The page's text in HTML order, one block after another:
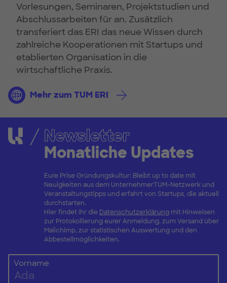
Vorlesungen, Seminaren, Projektstudien und
Abschlussarbeiten für an. Zusätzlich
transferiert das ERI das neue Wissen durch
zahlreiche Kooperationen mit Startups und
etablierten Organisation in die
wirtschaftliche Praxis.
Mehr zum TUM ERI
Newsletter
Monatliche Updates
Eure Prise Gründungskultur: Bleibt up to date mit
Neuigkeiten aus dem UnternehmerTUM-Netzwerk und
Veranstaltungstipps und erfahrt von Startups, die aktuell
durchstarten.
Hier findet ihr die Datenschutzerklärungmit Hinweisen
zur Protokollierung eurer Anmeldung, zum Versand über
Mailchimp, zur statistischen Auswertung und den
Abbestellmöglichkeiten.
Vorname